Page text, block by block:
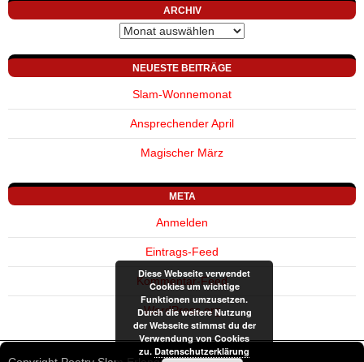
ARCHIV
Archiv
NEUESTE BEITRÄGE
Slam-Wonnemonat
Ansprechender April
Magischer März
META
Anmelden
Eintrags-Feed
Kommentar-Feed
WordPress.org
Diese Webseite verwendet
Cookies um wichtige
Funktionen umzusetzen.
Durch die weitere Nutzung
der Webseite stimmst du der
Verwendung von Cookies
zu. Datenschutzerklärung